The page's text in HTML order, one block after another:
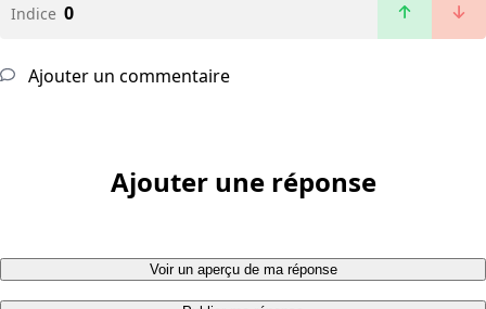
Indice 0
Ajouter un commentaire
Ajouter une réponse
Voir un aperçu de ma réponse